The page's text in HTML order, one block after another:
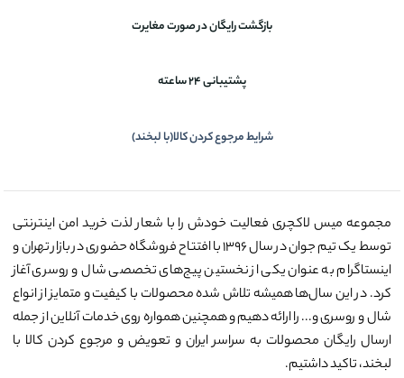
بازگشت رایگان در صورت مغایرت
پشتیبانی 24 ساعته
شرایط مرجوع کردن کالا(با لبخند)
مجموعه میس لاکچری فعالیت خودش را با شعار لذت خرید امن اینترنتی
توسط یک تیم جوان در سال ۱۳۹۶ با افتتاح فروشگاه حضوری در بازار تهران و
اینستاگرام به عنوان یکی از نخستین پیج‌های تخصصی شال و روسری آغاز
کرد. در این سال‌ها همیشه تلاش شده محصولات با کیفیت و متمایز از انواع
شال و روسری و... را ارائه دهیم و همچنین همواره روی خدمات آنلاین از جمله
ارسال رایگان محصولات به سراسر ایران و تعویض و مرجوع کردن کالا با
لبخند، تاکید داشتیم.